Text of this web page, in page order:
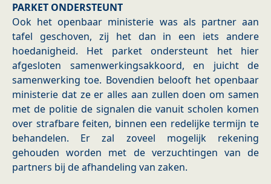
PARKET ONDERSTEUNT
Ook het openbaar ministerie was als partner aan
tafel geschoven, zij het dan in een iets andere
hoedanigheid. Het parket ondersteunt het hier
afgesloten samenwerkingsakkoord, en juicht de
samenwerking toe. Bovendien belooft het openbaar
ministerie dat ze er alles aan zullen doen om samen
met de politie de signalen die vanuit scholen komen
over strafbare feiten, binnen een redelijke termijn te
behandelen. Er zal zoveel mogelijk rekening
gehouden worden met de verzuchtingen van de
partners bij de afhandeling van zaken.